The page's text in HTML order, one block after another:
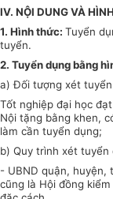
IV. NỘI DUNG VÀ
1. Hình thức: Tuyển
tuyển.
2. Tuyển dụng bằng
a)Đối tượng xét
Tốt nghiệp đại học
Nội tặng bằng khen,
làm cần tuyển dụng;
b) Quy trình xét tuyển
- UBND quận,
cũng là Hội đồng